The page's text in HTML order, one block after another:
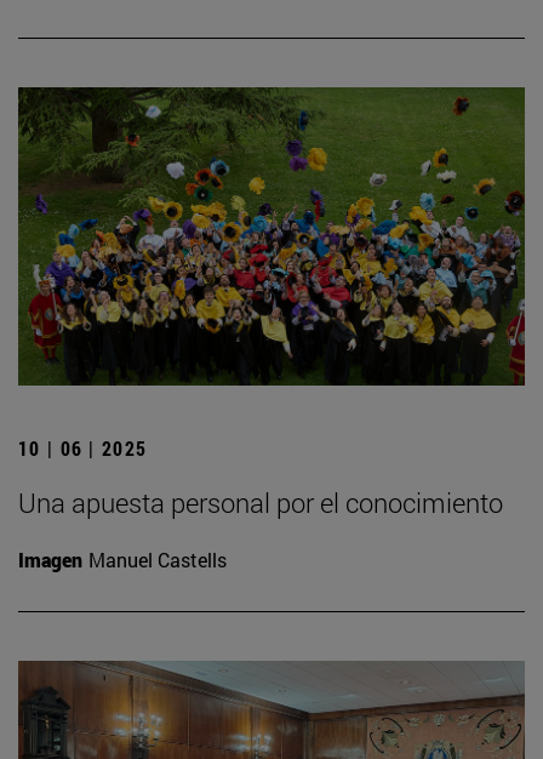
10 | 06 | 2025
Una apuesta personal por el conocimiento
Imagen Manuel Castells